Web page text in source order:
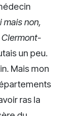
mais non,
Clermont-
un peu.
Mais mon
ras la